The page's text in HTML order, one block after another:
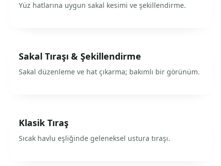
Yüz hatlarına uygun sakal kesimi ve şekillendirme.
Sakal Tıraşı & Şekillendirme
Sakal düzenleme ve hat çıkarma; bakımlı bir görünüm.
Klasik Tıraş
Sıcak havlu eşliğinde geleneksel ustura tıraşı.